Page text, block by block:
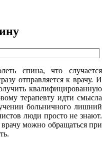
спина, что случается
отправляется к врачу. И
квалифицированную
терапевту идти смысла
больничного лишний
люди просто не знают.
можно обращаться при